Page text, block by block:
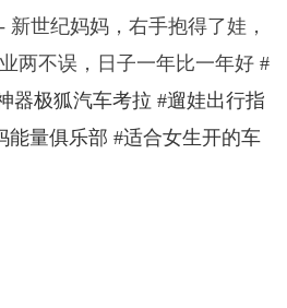
新世纪妈妈，右手抱得了娃，
两不误，日子一年比一年好#
器极狐汽车考拉 #遛娃出行指
能量俱乐部 #适合女生开的车